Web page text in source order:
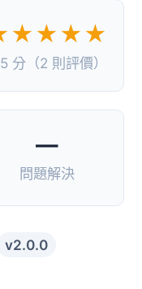
分（2 則評價）
—
問題解決
v2.0.0